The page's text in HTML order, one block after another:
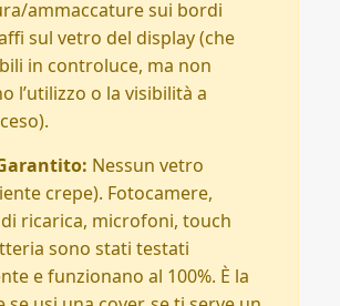
ammaccature sui bordi
sul vetro del display (che
in controluce, ma non
l’utilizzo o la visibilità a
Nessun vetro
crepe). Fotocamere,
ricarica, microfoni, touch
sono stati testati
e funzionano al 100%. È la